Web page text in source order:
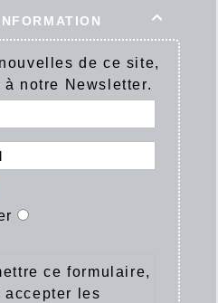

de ce site,
notre Newsletter.
ce formulaire,
les